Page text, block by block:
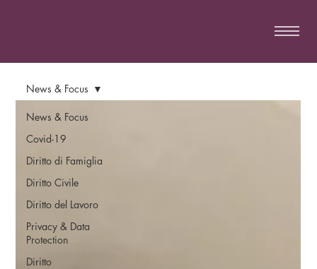
News & Focus
Covid-19
Diritto di Famiglia
Diritto Civile
Diritto del Lavoro
Privacy & Data
Protection
Diritto
News & Focus